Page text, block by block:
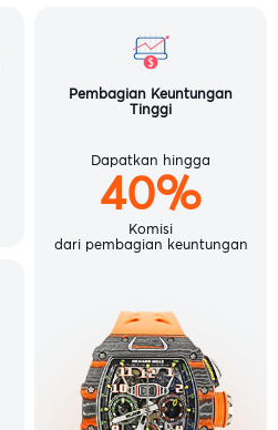
Pembagian Keuntungan
Tinggi
Dapatkan hingga
40%
Komisi
dari pembagian keuntungan